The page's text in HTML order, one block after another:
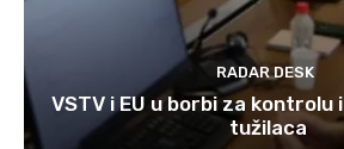
RADAR DESK
VSTV i EU u borbi za kontrolu
tužilaca